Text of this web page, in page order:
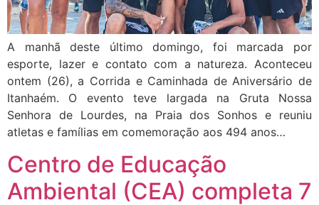
A manhã deste último domingo, foi marcada por
esporte, lazer e contato com a natureza. Aconteceu
ontem (26), a Corrida e Caminhada de Aniversário de
Itanhaém. O evento teve largada na Gruta Nossa
Senhora de Lourdes, na Praia dos Sonhos e reuniu
atletas e famílias em comemoração aos 494 anos…
Centro de Educação
Ambiental (CEA) completa 7